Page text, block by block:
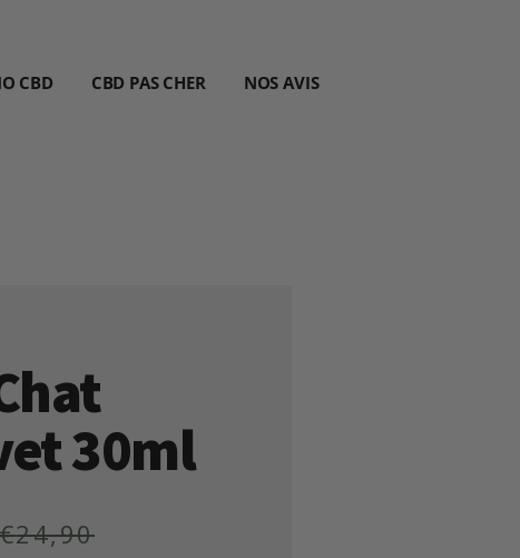
CBD CBD PAS CHER NOS AVIS
30ml
€24,90